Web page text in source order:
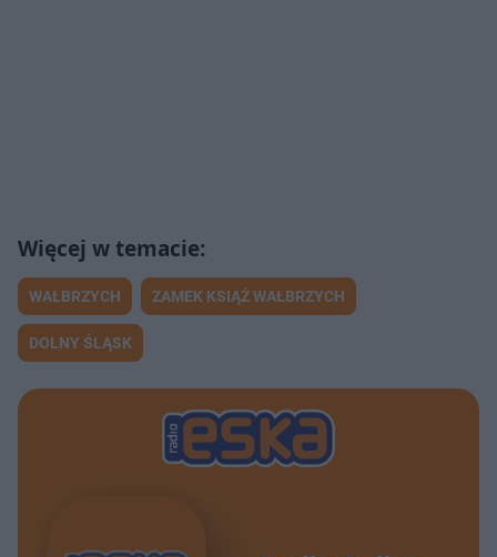
WAŁBRZYCH ZAMEK KSIĄŻ WAŁBRZYCH
DOLNY ŚLĄSK